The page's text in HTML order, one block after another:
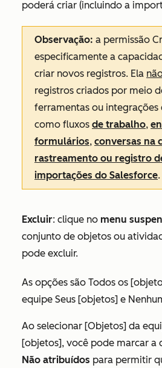
poderá criar (incluindo a
Observação: a permissão
especificamente a
criar novos registros. Ela
registros criados por meio
ferramentas ou integrações
como fluxos de trabalho,
formulários, conversas na
rastreamento ou registro
importações do Salesforce.
Excluir: clique no menu
conjunto de objetos ou
pode excluir.
As opções são Todos os
equipe Seus [objetos] e
Ao selecionar [Objetos] da
[objetos], você pode marcar a
Não atribuídos para permitir